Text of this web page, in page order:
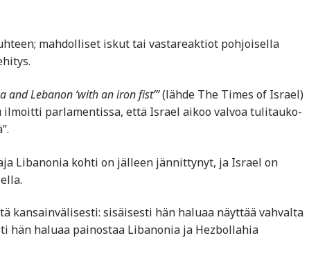
mahdolliset iskut tai vastareaktiot pohjoisella
and Lebanon ‘with an iron fist’”(lähde The Times of Israel)
parlamentissa, että Israel aikoo valvoa tulitauko-
Libanonia kohti on jälleen jännittynyt, ja Israel on
kansainvälisesti: sisäisesti hän haluaa näyttää vahvalta
haluaa painostaa Libanonia ja Hezbollahia